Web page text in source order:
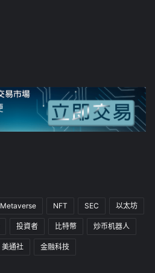
Metaverse NFT SEC 以太坊
投資者 比特幣 炒币机器人
美通社 金融科技